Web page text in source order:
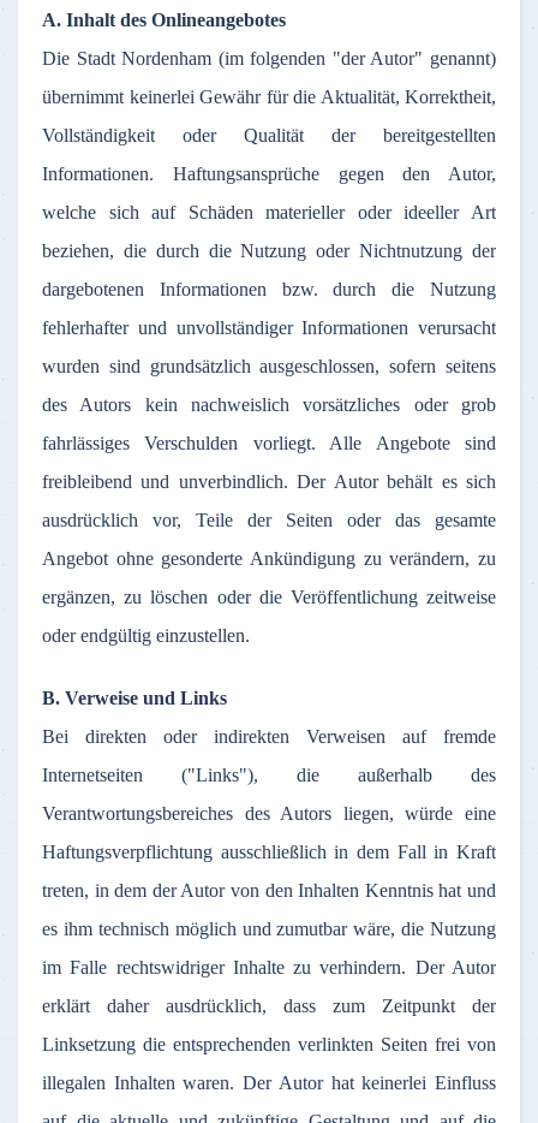
A. Inhalt des Onlineangebotes
Die Stadt Nordenham (im folgenden "der Autor" genannt)
übernimmt keinerlei Gewähr fürdie Aktualität, Korrektheit,
Vollständigkeit
oder Qualität der
bereitgestellten
Informationen. Haftungsansprüche gegen den Autor,
welche
sich auf Schäden materieller oder ideellerArt
beziehen, die durch dieNutzung oder Nichtnutzung der
dargebotenen
Informationen bzw.durch dieNutzung
fehlerhafterund unvollständiger Informationen verursacht
wurden sind grundsätzlich ausgeschlossen,sofern seitens
des Autors kein nachweislich vorsätzliches oder
grob
fahrlässiges
Verschulden vorliegt. Alle Angebote
sind
freibleibend und unverbindlich.Der Autor behält es sich
ausdrücklich
vor, Teile der Seiten oder das
gesamte
Angebot ohne gesonderte Ankündigung zu verändern,zu
ergänzen,zu löschen oderdie Veröffentlichung zeitweise
oder endgültig einzustellen.
B. Verweise und Links
Bei
direkten oder indirekten Verweisen auf
fremde
Internetseiten ("Links"), die außerhalb des
Verantwortungsbereiches des Autors liegen,würde eine
Haftungsverpflichtung ausschließlich indem Fall in Kraft
treten, indem der Autorvon denInhalten Kenntnishat und
es ihm technisch möglich undzumutbar wäre, die Nutzung
im Falle rechtswidriger Inhalte zu verhindern. Der Autor
erklärt
daher ausdrücklich, dass zum Zeitpunkt
der
Linksetzung die entsprechenden verlinkten Seiten frei von
illegalen Inhalten waren.Der Autorhatkeinerlei Einfluss